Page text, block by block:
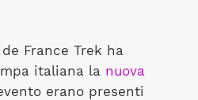
France Trek ha
italiana la nuova
erano presenti